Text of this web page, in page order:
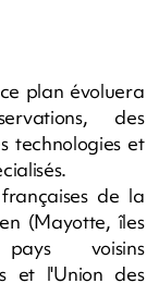
plan évoluera
des
technologies et
de la
(Mayotte, îles
voisins
et l'Union des